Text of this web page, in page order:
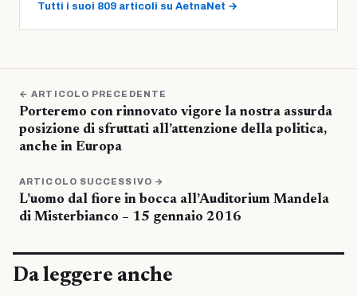
Tutti i suoi 809 articoli su AetnaNet →
← ARTICOLO PRECEDENTE
Porteremo con rinnovato vigore la nostra assurda
posizione di sfruttati all’attenzione della politica,
anche in Europa
ARTICOLO SUCCESSIVO →
L’uomo dal fiore in bocca all’Auditorium Mandela
di Misterbianco – 15 gennaio 2016
Da leggere anche